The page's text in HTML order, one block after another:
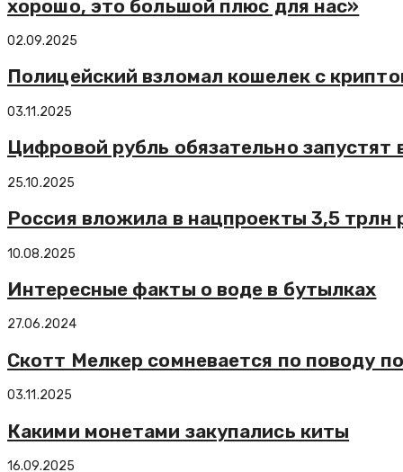
хорошо, это большой плюс для нас»
02.09.2025
Полицейский взломал кошелек с
03.11.2025
Цифровой рубль обязательно запустят
25.10.2025
Россия вложила в нацпроекты 3,5 трлн
10.08.2025
Интересные факты о воде в бутылках
27.06.2024
Скотт Мелкер сомневается по поводу
03.11.2025
Какими монетами закупались киты
16.09.2025